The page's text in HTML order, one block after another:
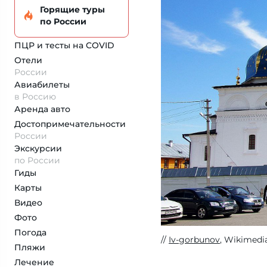
Горящие туры
по России
ПЦР и тесты на COVID
Отели
России
Авиабилеты
в Россию
Аренда авто
Достопримеча­тельности
России
Экскурсии
по России
Гиды
Карты
Видео
Фото
Погода
Пляжи
Лечение
Iv-gorbunov,